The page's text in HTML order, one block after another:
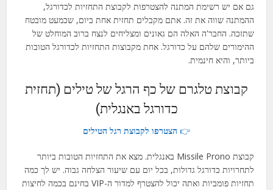
Slovak
Slovenian
גם אם יש רשימת המתנה להצטרפות לקבוצת התחזיות לכדורגל,
ההמתנה שווה את זה. אתם מקבלים תחזית אחת ביום, שכמעט מובטח
שתזכה. החבר'ה האלה הם גאונים ומצליחים לנצח ברוב המוחלט של
ההימורים שלהם על כדורגל. אחת מקבוצות התחזיות לכדורגל הטובות
ביותר, והיא חינמית.
קבוצת טלגרם של כף הרגל של טילים (תחזית
כדורגל באנגלית)
👉 הצטרפו לקבוצת רגל הטילים
קבוצת Missile Prono באנגלית. מצא את התחזיות הטובות ביותר
לתחרויות כדורגל גדולות, בכל יום עם שיעור הצלחה גבוה. יש לך כמה
תחזיות פומביות ואתה יכול להצטרף למדור ה-VIP בחינם בכמה לחיצות